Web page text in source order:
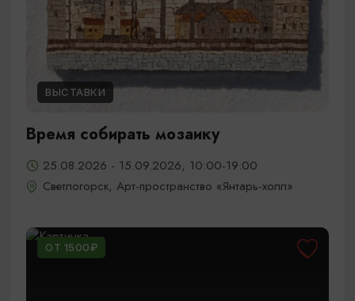
ВЫСТАВКИ
Время собирать мозаику
25.08.2026 - 15.09.2026, 10:00-19:00
Светлогорск, Арт-пространство «Янтарь-холл»
ОТ 1500₽